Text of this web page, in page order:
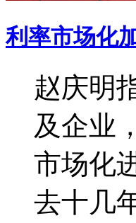
利率市场化
赵庆明
及企业
市场化
去十几